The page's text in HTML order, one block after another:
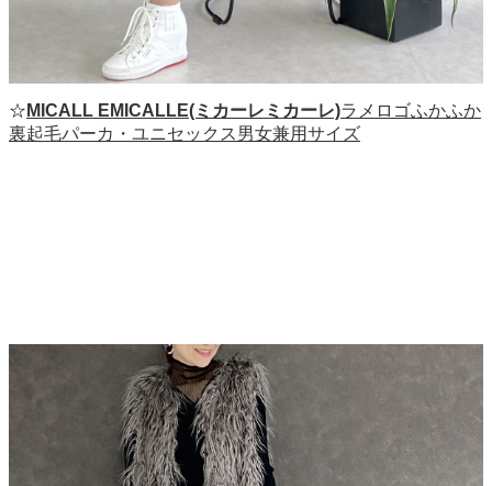
☆ MICALL EMICALLE(ミカーレミカーレ)ラメロゴふかふか
裏起毛パーカ・ユニセックス男女兼用サイズ